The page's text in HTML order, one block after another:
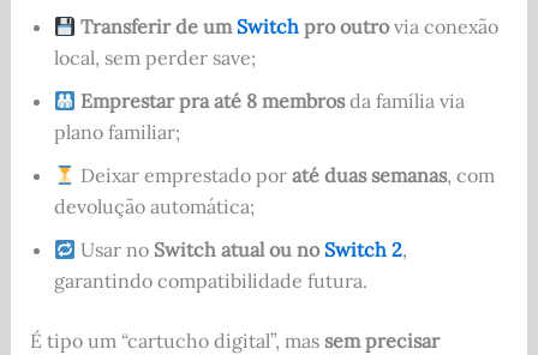
Transferir de um Switchpro outrovia conexão
local, sem perder save;
Emprestar pra até 8 membrosda família via
plano familiar;
Deixar emprestado por até duas semanas, com
devolução automática;
Usar no Switch atual ou no Switch 2,
garantindo compatibilidade futura.
É tipo um “cartucho digital”, mas sem precisar